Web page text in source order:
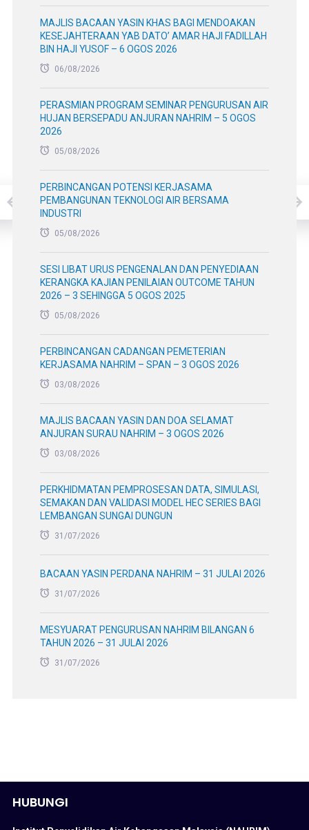
MAJLIS BACAAN YASIN KHAS BAGI MENDOAKAN
KESEJAHTERAAN YAB DATO’ AMAR HAJI FADILLAH
BIN HAJI YUSOF – 6 OGOS 2026
06/08/2026
PERASMIAN PROGRAM SEMINAR PENGURUSAN AIR
HUJAN BERSEPADU ANJURAN NAHRIM – 5 OGOS
2026
05/08/2026
PERBINCANGAN POTENSI KERJASAMA
PEMBANGUNAN TEKNOLOGI AIR BERSAMA
INDUSTRI
05/08/2026
SESI LIBAT URUS PENGENALAN DAN PENYEDIAAN
KERANGKA KAJIAN PENILAIAN OUTCOME TAHUN
2026 – 3 SEHINGGA 5 OGOS 2025
05/08/2026
PERBINCANGAN CADANGAN PEMETERIAN
KERJASAMA NAHRIM – SPAN – 3 OGOS 2026
03/08/2026
MAJLIS BACAAN YASIN DAN DOA SELAMAT
ANJURAN SURAU NAHRIM – 3 OGOS 2026
03/08/2026
PERKHIDMATAN PEMPROSESAN DATA, SIMULASI,
SEMAKAN DAN VALIDASI MODEL HEC SERIES BAGI
LEMBANGAN SUNGAI DUNGUN
31/07/2026
BACAAN YASIN PERDANA NAHRIM – 31 JULAI 2026
31/07/2026
MESYUARAT PENGURUSAN NAHRIM BILANGAN 6
TAHUN 2026 – 31 JULAI 2026
31/07/2026
HUBUNGI